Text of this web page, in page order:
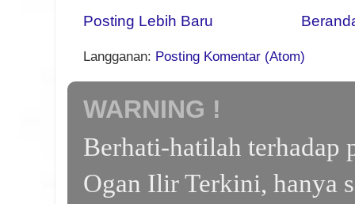
Posting Lebih Baru
Langganan: Posting Komentar (Atom)
WARNING !
Berhati-hatilah terhadap
Ogan Ilir Terkini, hanya